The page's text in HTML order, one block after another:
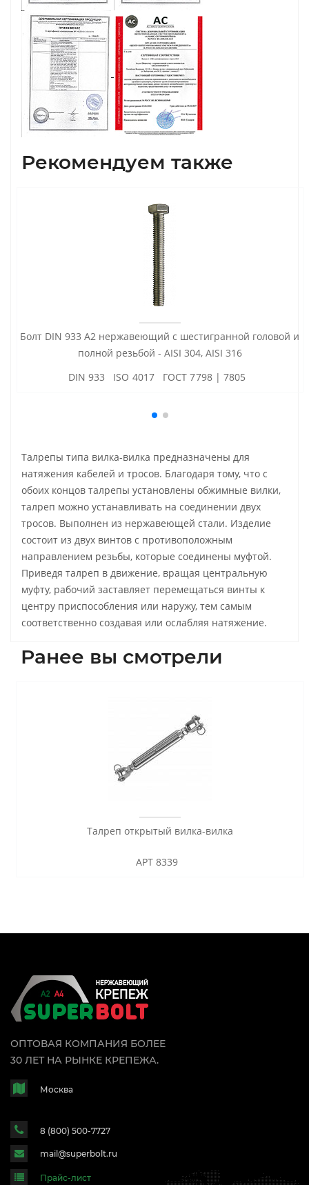
Рекомендуем также
Болт DIN 933 А2 нержавеющий с шестигранной головой и
полной резьбой - AISI 304, AISI 316
DIN 933 ISO 4017 ГОСТ 7798 | 7805
Талрепы типа вилка-вилка предназначены для
натяжения кабелей и тросов. Благодаря тому, что с
обоих концов талрепы установлены обжимные вилки,
талреп можно устанавливать на соединении двух
тросов. Выполнен из нержавеющей стали. Изделие
состоит из двух винтов с противоположным
направлением резьбы, которые соединены муфтой.
Приведя талреп в движение, вращая центральную
муфту, рабочий заставляет перемещаться винты к
центру приспособления или наружу, тем самым
соответственно создавая или ослабляя натяжение.
Ранее вы смотрели
Талреп открытый вилка-вилка
АРТ 8339
ОПТОВАЯ КОМПАНИЯ БОЛЕЕ
30 ЛЕТ НА РЫНКЕ КРЕПЕЖА.
Москва
8 (800) 500-7727
mail@superbolt.ru
Прайс-лист